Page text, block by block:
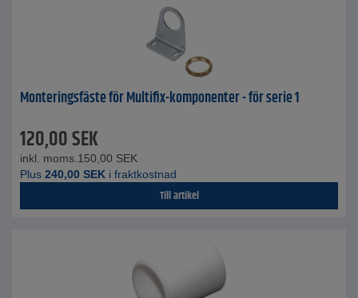
Monteringsfäste för Multifix-komponenter - för serie 1
120,00SEK
inkl. moms. 150,00 SEK
Plus 240,00 SEK i fraktkostnad
Till artikel